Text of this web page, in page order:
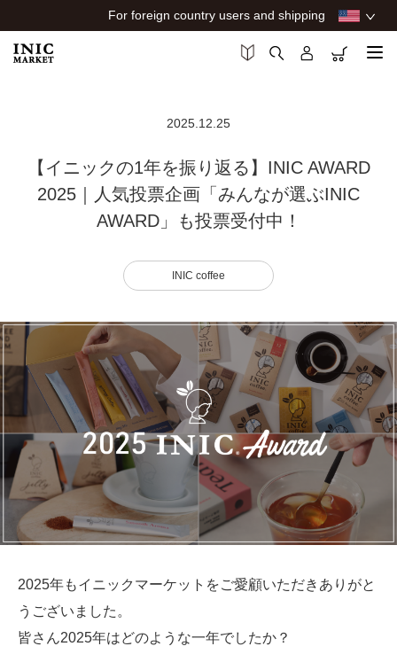
For foreign country users and shipping
2025.12.25
【イニックの1年を振り返る】INIC AWARD
2025｜人気投票企画「みんなが選ぶINIC
AWARD」も投票受付中！
INIC coffee
2025年もイニックマーケットをご愛顧いただきありがと
うございました。
皆さん2025年はどのような一年でしたか？